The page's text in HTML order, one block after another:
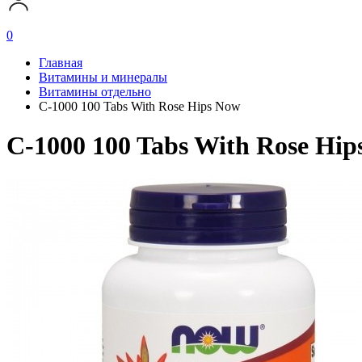
0
Главная
Витамины и минералы
Витамины отдельно
C-1000 100 Tabs With Rose Hips Now
C-1000 100 Tabs With Rose